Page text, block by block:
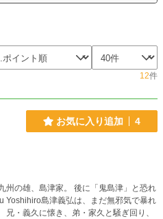
12件
お気に入り追加 4
の雄、島津家。 後に「鬼島津」と恐れ
Yoshihiro島津義弘は、まだ無邪気で暴れ
兄・義久に懐き、弟・家久と騒ぎ回り、